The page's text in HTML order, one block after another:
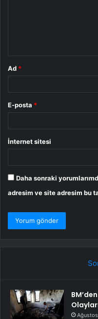
Ad *
E-posta *
İnternet sitesi
Daha sonraki
adresim ve site adresim bu